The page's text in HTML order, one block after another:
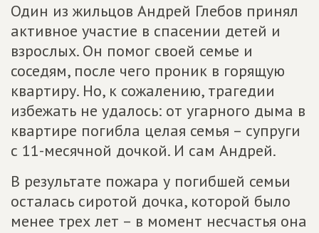
Один из жильцов Андрей Глебов принял
активное участие в спасении детей и
взрослых. Он помог своей семье и
соседям, после чего проник в горящую
квартиру. Но, к сожалению, трагедии
избежать не удалось: от угарного дыма в
квартире погибла целая семья – супруги
с 11-месячной дочкой. И сам Андрей.
В результате пожара у погибшей семьи
осталась сиротой дочка, которой было
менее трех лет – в момент несчастья она